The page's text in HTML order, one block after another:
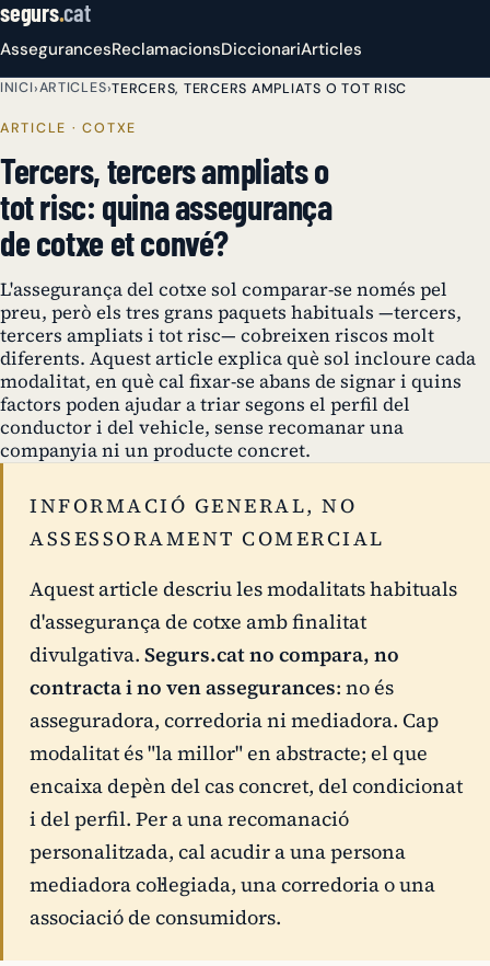
segurs.cat
AssegurancesReclamacionsDiccionariArticles
INICI›ARTICLES›TERCERS, TERCERS AMPLIATS O TOT RISC
ARTICLE · COTXE
Tercers, tercers ampliats o
tot risc: quina assegurança
de cotxe et convé?
L'assegurança del cotxe sol comparar-se només pel
preu, però els tres grans paquets habituals —tercers,
tercers ampliats i tot risc— cobreixen riscos molt
diferents. Aquest article explica què sol incloure cada
modalitat, en què cal fixar-se abans de signar i quins
factors poden ajudar a triar segons el perfil del
conductor i del vehicle, sense recomanar una
companyia ni un producte concret.
INFORMACIÓ GENERAL, NO
ASSESSORAMENT COMERCIAL
Aquest article descriu les modalitats habituals
d'assegurança de cotxe amb finalitat
divulgativa. Segurs.cat no compara, no
contracta i no ven assegurances: no és
asseguradora, corredoria ni mediadora. Cap
modalitat és "la millor" en abstracte; el que
encaixa depèn del cas concret, del condicionat
i del perfil. Per a una recomanació
personalitzada, cal acudir a una persona
mediadora col·legiada, una corredoria o una
associació de consumidors.